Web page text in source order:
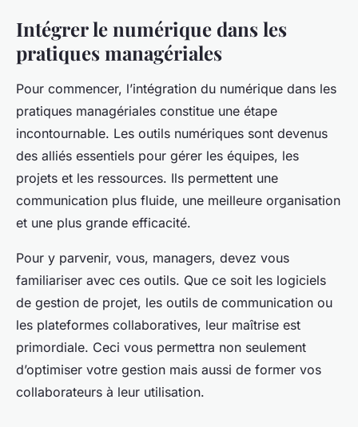
Intégrer le numérique dans les
pratiques managériales
Pour commencer, l’intégration du numérique dans les
pratiques managériales constitue une étape
incontournable. Les outils numériques sont devenus
des alliés essentiels pour gérer les équipes, les
projets et les ressources. Ils permettent une
communication plus fluide, une meilleure organisation
et une plus grande efficacité.
Pour y parvenir, vous, managers, devez vous
familiariser avec ces outils. Que ce soit les logiciels
de gestion de projet, les outils de communication ou
les plateformes collaboratives, leur maîtrise est
primordiale. Ceci vous permettra non seulement
d’optimiser votre gestion mais aussi de former vos
collaborateurs à leur utilisation.